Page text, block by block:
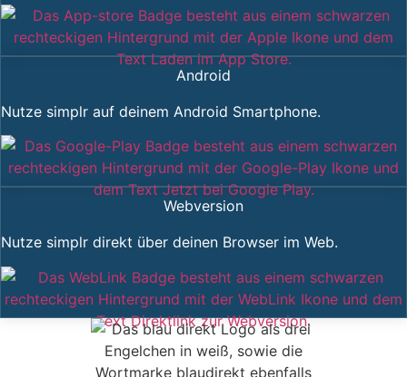
Android
Nutze simplr auf deinem Android Smartphone.
Webversion
Nutze simplr direkt über deinen Browser im Web.